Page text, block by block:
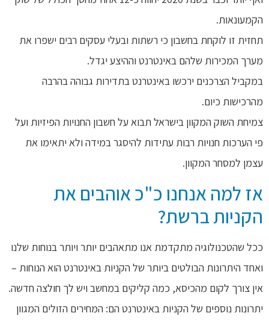
הקמעונאות.
תחזית זו לוקחת בחשבון כי רשתות ובעלי עסקים רבים ישפרו את
מערך המכירות שלהם באינטרנט וההיצע יגדל.
במקביל הצרכנים ירכשו באינטרנט בתדירות גבוהה בהרבה
מהרכישות כיום.
צמיחת השוק המקוון בישראל תבוא על חשבון החנויות הפיזיות ועל
פי הערכות חנויות רבות עתידות להיסגר במידה ולא יתאימו את
עצמן למסחר המקוון.
אז למה אנחנו כ"כ אוהבים את
הקניות ברשת?
ככל שהטכנולוגיה מתקדמת אנו מתאהבים יותר ויותר בנוחות שלנו
ואחד היתרונות הבולטים ביותר של הקניות באינטרנט הוא הנוחות –
אין צורך לקום מהכיסא, כמה קליקים במחשב ויש לך חולצה חדשה.
יתרונות נוספים של הקניות באינטרנט הם: המחירים הזולים המגוון